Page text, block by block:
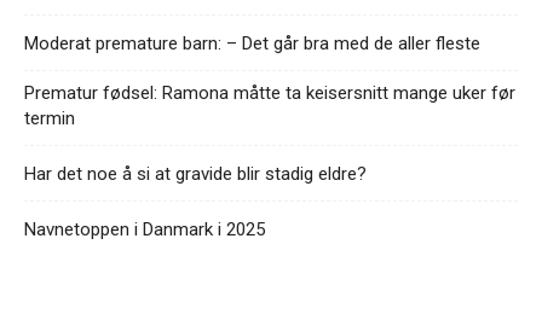
Moderat premature barn: – Det går bra med de aller fleste
Prematur fødsel: Ramona måtte ta keisersnitt mange uker før
termin
Har det noe å si at gravide blir stadig eldre?
Navnetoppen i Danmark i 2025